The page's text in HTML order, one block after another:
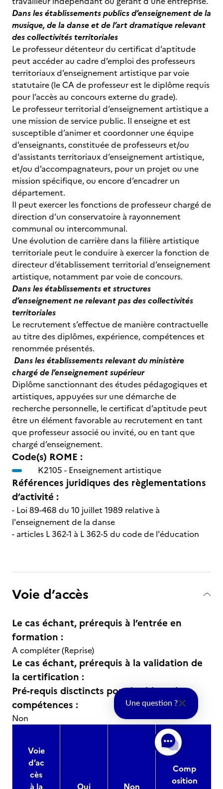
Dans les établissements publics d’enseignement de la
musique, de la danse et de l’art dramatique relevant
des collectivités territoriales
Le professeur détenteur du certificat d’aptitude
peut accéder au cadre d’emploi des professeurs
territoriaux d’enseignement artistique par voie
statutaire (le CA de professeur est le diplôme requis
pour l’accès au concours externe du grade).
Le professeur territorial d’enseignement artistique a
une mission de service public. Il enseigne et est
susceptible d’animer et coordonner une équipe
d’enseignants, constituée de professeurs et/ou
d’assistants territoriaux d’enseignement artistique,
et/ou d’accompagnateurs, pour un projet ou une
mission spécifique, ou encore d’encadrer un
département.
Il peut exercer les fonctions de professeur chargé de
direction d’un conservatoire à rayonnement
communal ou intercommunal.
Une évolution de carrière dans la filière artistique
territoriale peut le conduire à exercer la fonction de
directeur d’établissement territorial d’enseignement
artistique, notamment par voie de concours.
Dans les établissements et structures
d’enseignement ne relevant pas des collectivités
territoriales
Le recrutement s’effectue de manière contractuelle
au titre des diplômes, expérience, compétences et
renommée présentés.
Dans les établissements relevant du ministère
chargé de l’enseignement supérieur
Diplôme sanctionnant des études pédagogiques et
artistiques, appuyées sur une démarche de
recherche personnelle, le certificat d’aptitude peut
être un élément favorable au recrutement en tant
que professeur associé ou invité, ou en tant que
chargé d’enseignement.
Code(s) ROME :
K2105 - Enseignement artistique
Références juridiques des règlementations
d’activité :
- Loi 89-468 du 10 juillet 1989 relative à
l'enseignement de la danse
- articles L 362-1 à L 362-5 du code de l'éducation
Voie d’accès
Le cas échant, prérequis à l’entrée en
formation :
A compléter (Reprise)
Le cas échant, prérequis à la validation de
la certification :
Pré-requis disctincts pour les blocs de
compétences :
Non
Voie
d’ac
cès
à la
Oui Non
Comp
osition
Une question ?